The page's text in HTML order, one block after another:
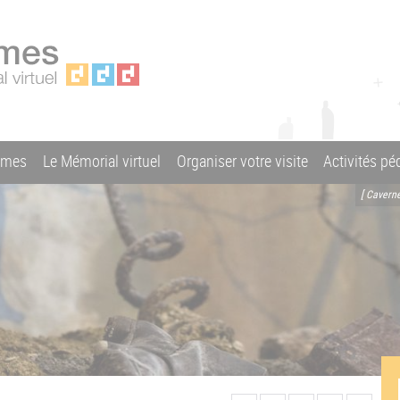
Le Mémorial virtuel Organiser votre visite Activités
[